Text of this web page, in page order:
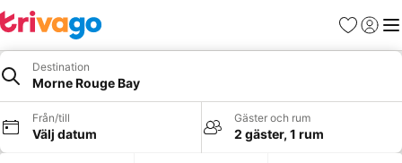
Favoriter
Logga
Destination
Morne Rouge Bay
Från/till
Välj datum
Gäster och rum
2 gäster, 1 rum